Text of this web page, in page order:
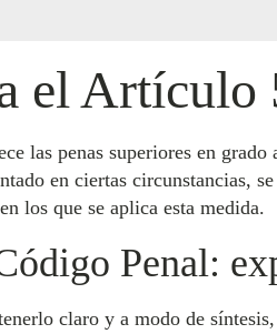
el Artículo
las penas superiores en
en ciertas circunstancias,
los que se aplica esta medida.
Penal:
claro y a modo de